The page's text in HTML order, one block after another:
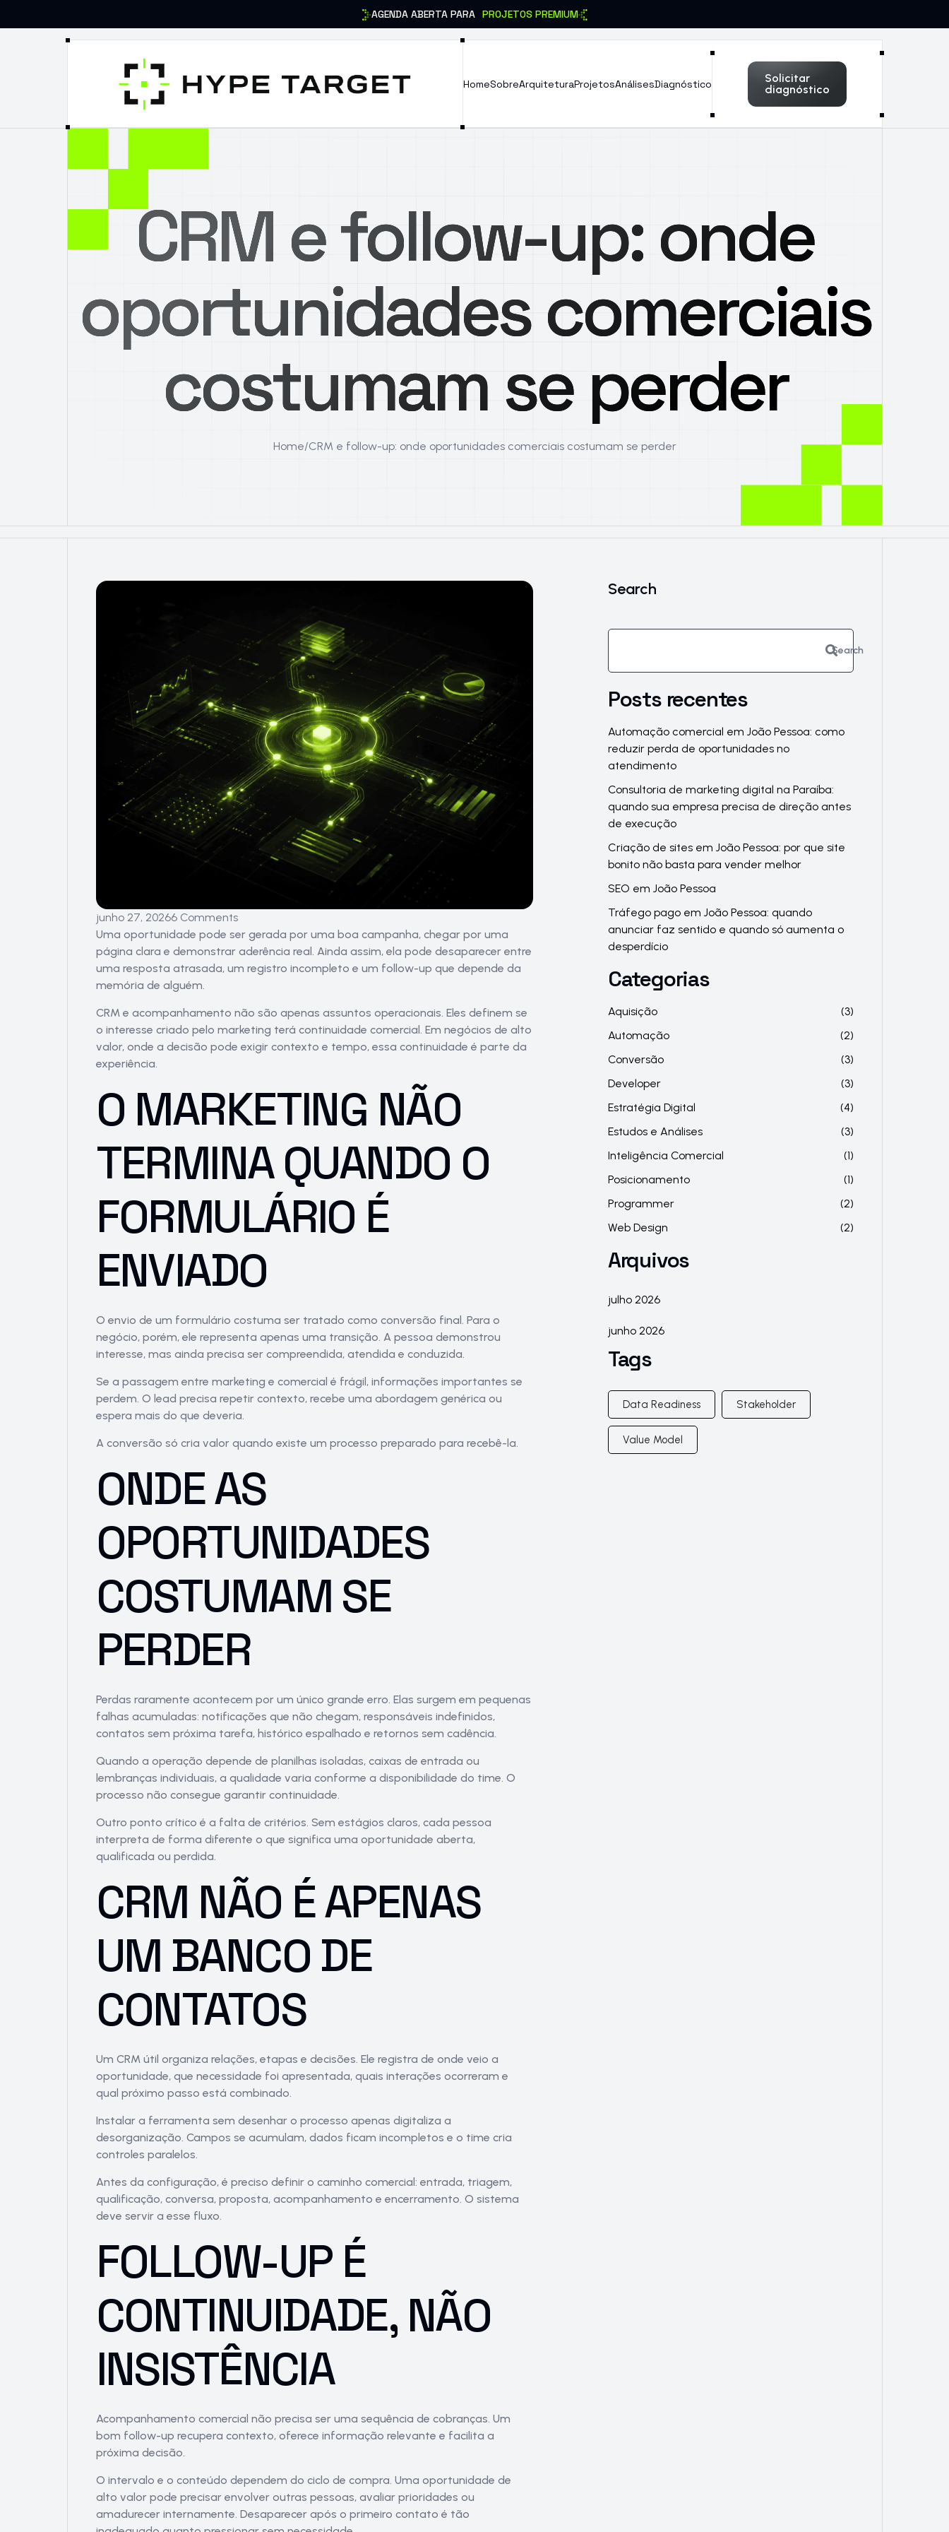
AGENDA ABERTA PARA PROJETOS PREMIUM
HomeSobreArquiteturaProjetosAnálisesDiagnóstico
Solicitar
diagnóstico
CRM e follow-up: onde
oportunidades comerciais
costumam se perder
Home/CRM e follow-up: onde oportunidades comerciais costumam se perder
junho 27, 20266 Comments
Uma oportunidade pode ser gerada por uma boa campanha, chegar por uma
página clara e demonstrar aderência real. Ainda assim, ela pode desaparecer entre
uma resposta atrasada, um registro incompleto e um follow-up que depende da
memória de alguém.
CRM e acompanhamento não são apenas assuntos operacionais. Eles definem se
o interesse criado pelo marketing terá continuidade comercial. Em negócios de alto
valor, onde a decisão pode exigir contexto e tempo, essa continuidade é parte da
experiência.
O MARKETING NÃO
TERMINA QUANDO O
FORMULÁRIO É
ENVIADO
O envio de um formulário costuma ser tratado como conversão final. Para o
negócio, porém, ele representa apenas uma transição. A pessoa demonstrou
interesse, mas ainda precisa ser compreendida, atendida e conduzida.
Se a passagem entre marketing e comercial é frágil, informações importantes se
perdem. O lead precisa repetir contexto, recebe uma abordagem genérica ou
espera mais do que deveria.
A conversão só cria valor quando existe um processo preparado para recebê-la.
ONDE AS
OPORTUNIDADES
COSTUMAM SE
PERDER
Perdas raramente acontecem por um único grande erro. Elas surgem em pequenas
falhas acumuladas: notificações que não chegam, responsáveis indefinidos,
contatos sem próxima tarefa, histórico espalhado e retornos sem cadência.
Quando a operação depende de planilhas isoladas, caixas de entrada ou
lembranças individuais, a qualidade varia conforme a disponibilidade do time. O
processo não consegue garantir continuidade.
Outro ponto crítico é a falta de critérios. Sem estágios claros, cada pessoa
interpreta de forma diferente o que significa uma oportunidade aberta,
qualificada ou perdida.
CRM NÃO É APENAS
UM BANCO DE
CONTATOS
Um CRM útil organiza relações, etapas e decisões. Ele registra de onde veio a
oportunidade, que necessidade foi apresentada, quais interações ocorreram e
qual próximo passo está combinado.
Instalar a ferramenta sem desenhar o processo apenas digitaliza a
desorganização. Campos se acumulam, dados ficam incompletos e o time cria
controles paralelos.
Antes da configuração, é preciso definir o caminho comercial: entrada, triagem,
qualificação, conversa, proposta, acompanhamento e encerramento. O sistema
deve servir a esse fluxo.
FOLLOW-UP É
CONTINUIDADE, NÃO
INSISTÊNCIA
Acompanhamento comercial não precisa ser uma sequência de cobranças. Um
bom follow-up recupera contexto, oferece informação relevante e facilita a
próxima decisão.
O intervalo e o conteúdo dependem do ciclo de compra. Uma oportunidade de
alto valor pode precisar envolver outras pessoas, avaliar prioridades ou
amadurecer internamente. Desaparecer após o primeiro contato é tão
Search
Search
Posts recentes
Automação comercial em João Pessoa: como
reduzir perda de oportunidades no
atendimento
Consultoria de marketing digital na Paraíba:
quando sua empresa precisa de direção antes
de execução
Criação de sites em João Pessoa: por que site
bonito não basta para vender melhor
SEO em João Pessoa
Tráfego pago em João Pessoa: quando
anunciar faz sentido e quando só aumenta o
desperdício
Categorias
Aquisição
(3)
Automação
(2)
Conversão
(3)
Developer
(3)
Estratégia Digital
(4)
Estudos e Análises
(3)
Inteligência Comercial
(1)
Posicionamento
(1)
Programmer
(2)
Web Design
(2)
Arquivos
julho 2026
junho 2026
Tags
Data Readiness Stakeholder
Value Model